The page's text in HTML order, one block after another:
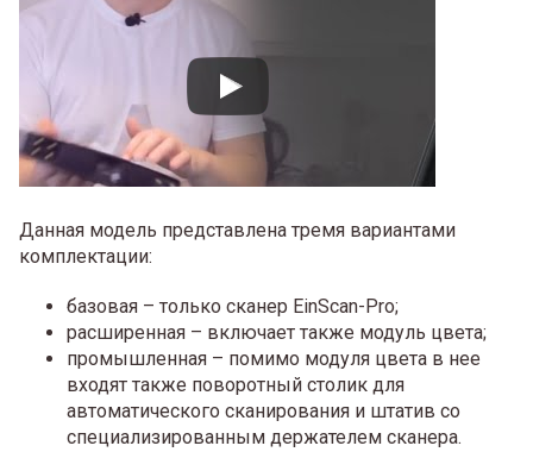
Данная модель представлена тремя вариантами
комплектации:
базовая – только сканер EinScan-Pro;
расширенная – включает также модуль цвета;
промышленная – помимо модуля цвета в нее
входят также поворотный столик для
автоматического сканирования и штатив со
специализированным держателем сканера.